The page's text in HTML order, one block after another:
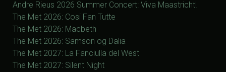
Andre Rieus 2026 Summer Concert: Viva Maastricht!
The Met 2026: Cosi Fan Tutte
The Met 2026: Macbeth
The Met 2026: Samson og Dalia
The Met 2027: La Fanciulla del West
The Met 2027: Silent Night